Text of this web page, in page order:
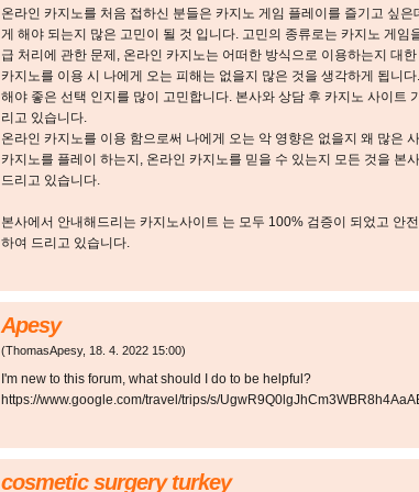
온라인 카지노를 처음 접하신 분들은 카지노 게임 플레이를 즐기고 싶은
게 해야 되는지 많은 고민이 될 것 입니다. 고민의 종류로는 카지노 게임
급 처리에 관한 문제, 온라인 카지노는 어떠한 방식으로 이용하는지 대
카지노를 이용 시 나에게 오는 피해는 없을지 많은 것을 생각하게 됩니다
해야 좋은 선택 인지를 많이 고민합니다. 본사와 상담 후 카지노 사이트
리고 있습니다.
온라인 카지노를 이용 함으로써 나에게 오는 악 영향은 없을지 왜 많은
카지노를 플레이 하는지, 온라인 카지노를 믿을 수 있는지 모든 것을 본
드리고 있습니다.
본사에서 안내해드리는 카지노사이트 는 모두 100% 검증이 되었고 안
하여 드리고 있습니다.
Apesy
(ThomasApesy, 18. 4. 2022 15:00)
I'm new to this forum, what should I do to be helpful?
https://www.google.com/travel/trips/s/
cosmetic surgery turkey